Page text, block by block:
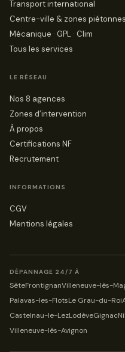
Transport international
Centre-ville & zones piétonnes
Mécanique · GPL · Clim
Tous les services
LE RÉSEAU
Nos 8 agences
Zones d’intervention
À propos
Certifications NF
Recrutement
INFORMATIONS
CGV
Mentions légales
DÉPANNAGE 24/7 À
SèteFrontignanVilleneuve-lès-
Palavas-les-FlotsLe Grau-du-Roi
Castelnau-le-LezLodèveGignac
Villeneuve-lès-Avignon